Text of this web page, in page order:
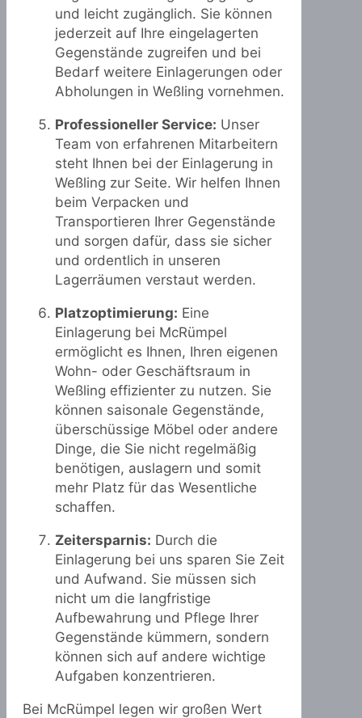
und leicht zugänglich. Sie können
jederzeit auf Ihre eingelagerten
Gegenstände zugreifen und bei
Bedarf weitere Einlagerungen oder
Abholungen in Weßling vornehmen.
Professioneller Service: Unser
Team von erfahrenen Mitarbeitern
steht Ihnen bei der Einlagerung in
Weßling zur Seite. Wir helfen Ihnen
beim Verpacken und
Transportieren Ihrer Gegenstände
und sorgen dafür, dass sie sicher
und ordentlich in unseren
Lagerräumen verstaut werden.
Platzoptimierung: Eine
Einlagerung bei McRümpel
ermöglicht es Ihnen, Ihren eigenen
Wohn- oder Geschäftsraum in
Weßling effizienter zu nutzen. Sie
können saisonale Gegenstände,
überschüssige Möbel oder andere
Dinge, die Sie nicht regelmäßig
benötigen, auslagern und somit
mehr Platz für das Wesentliche
schaffen.
Zeitersparnis: Durch die
Einlagerung bei uns sparen Sie Zeit
und Aufwand. Sie müssen sich
nicht um die langfristige
Aufbewahrung und Pflege Ihrer
Gegenstände kümmern, sondern
können sich auf andere wichtige
Aufgaben konzentrieren.
Bei McRümpel legen wir großen Wert